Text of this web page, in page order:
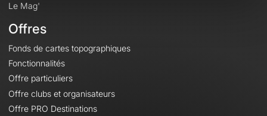
Le Mag'
Offres
Fonds de cartes topographiques
Fonctionnalités
Offre particuliers
Offre clubs et organisateurs
Offre PRO Destinations